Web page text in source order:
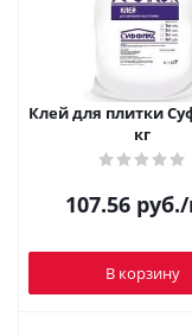
Клей для плитки
кг
107.56руб.
В корзину